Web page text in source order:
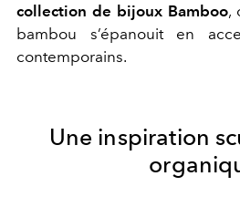
collection de bijoux Bamboo,
bambou s’épanouit en
contemporains.
Une inspiration